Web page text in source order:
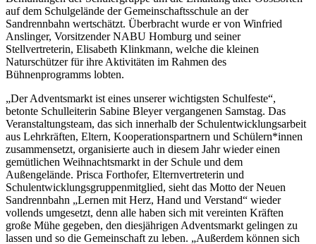
auf dem Schulgelände der Gemeinschaftsschule an der
Sandrennbahn wertschätzt. Überbracht wurde er von Winfried
Anslinger, Vorsitzender NABU Homburg und seiner
Stellvertreterin, Elisabeth Klinkmann, welche die kleinen
Naturschützer für ihre Aktivitäten im Rahmen des
Bühnenprogramms lobten.
„Der Adventsmarkt ist eines unserer wichtigsten Schulfeste“,
betonte Schulleiterin Sabine Bleyer vergangenen Samstag. Das
Veranstaltungsteam, das sich innerhalb der Schulentwicklungsarbeit
aus Lehrkräften, Eltern, Kooperationspartnern und Schülern*innen
zusammensetzt, organisierte auch in diesem Jahr wieder einen
gemütlichen Weihnachtsmarkt in der Schule und dem
Außengelände. Prisca Forthofer, Elternvertreterin und
Schulentwicklungsgruppenmitglied, sieht das Motto der Neuen
Sandrennbahn „Lernen mit Herz, Hand und Verstand“ wieder
vollends umgesetzt, denn alle haben sich mit vereinten Kräften
große Mühe gegeben, den diesjährigen Adventsmarkt gelingen zu
lassen und so die Gemeinschaft zu leben. „Außerdem können sich